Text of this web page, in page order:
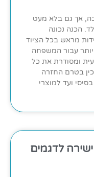
אך גם בלא מעט
הכנה נכונה
מראש בכל הציוד
עבור המשפחה
ומסודרת את כל
בטרם החזרה
ועד למוצרי
השוואה ישירה לדגמים